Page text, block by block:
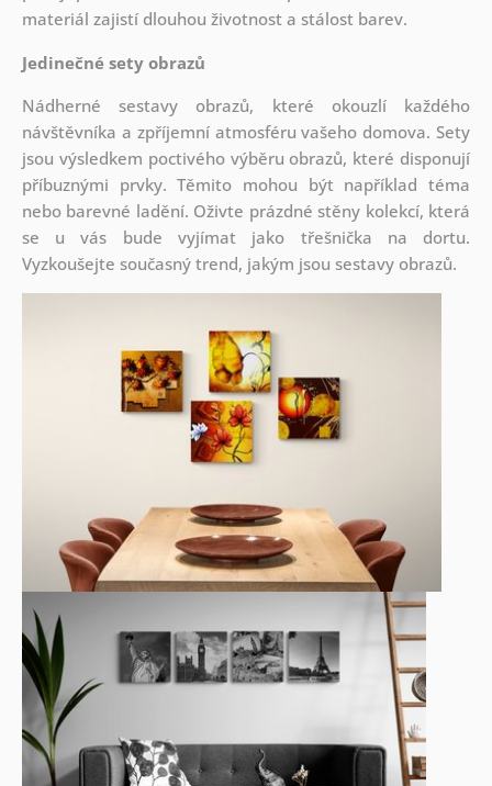
materiál zajistí dlouhou životnost a stálost barev.
Jedinečné sety obrazů
Nádherné sestavy obrazů, které okouzlí každého
návštěvníka a zpříjemní atmosféru vašeho domova. Sety
jsou výsledkem poctivého výběru obrazů, které disponují
příbuznými prvky. Těmito mohou být například téma
nebo barevné ladění. Oživte prázdné stěny kolekcí, která
se u vás bude vyjímat jako třešnička na dortu.
Vyzkoušejte současný trend, jakým jsou sestavy obrazů.